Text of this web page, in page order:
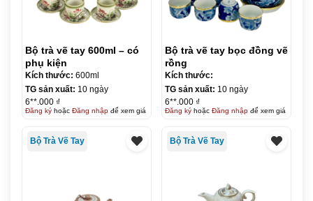
Bộ trà vẽ tay 600ml – có
phụ kiện
Kích thước: 600ml
TG sản xuất: 10 ngày
6**.000 ₫
Đăng kýhoặc Đăng nhậpđể xem giá
Bộ trà vẽ tay bọc đồng vẽ
rồng
Kích thước:
TG sản xuất: 10 ngày
6**.000 ₫
Đăng kýhoặc Đăng nhậpđể xem giá
Bộ Trà Vẽ Tay Bộ Trà Vẽ Tay